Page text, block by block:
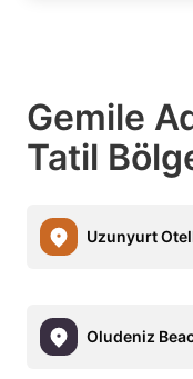
Gemile
Tatil
Uzunyurt
Oludeniz